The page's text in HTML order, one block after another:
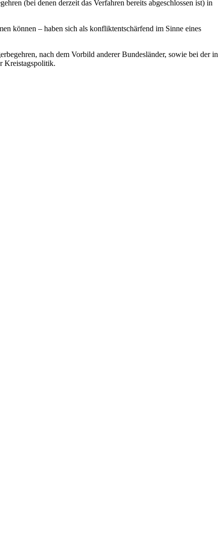
(bei denen derzeit das Verfahren bereits abgeschlossen ist) in
können – haben sich als konfliktentschärfend im Sinne eines
nach dem Vorbild anderer Bundesländer, sowie bei der in
Kreistagspolitik.